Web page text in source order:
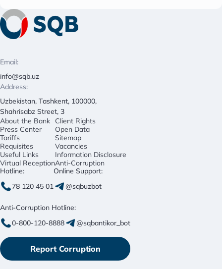
Email:
info@sqb.uz
Address:
Uzbekistan, Tashkent, 100000,
Shahrisabz Street, 3
About the Bank
Press Center
Tariffs
Requisites
Useful Links
Virtual Reception
Client Rights
Open Data
Sitemap
Vacancies
Information Disclosure
Anti-Corruption
Hotline:
78 120 45 01
Online Support:
@sqbuzbot
Anti-Corruption Hotline:
0-800-120-8888
@sqbantikor_bot
Report Corruption